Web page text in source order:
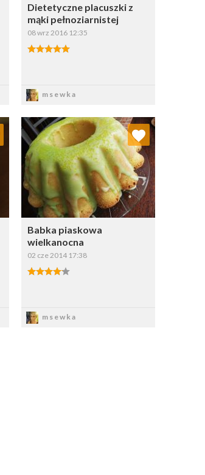
Dietetyczne placuszki z
mąki pełnoziarnistej
08 wrz 2016 12:35
msewka
Babka piaskowa
wielkanocna
02 cze 2014 17:38
msewka
Dodaj do ulubionych
Wybierz listę: